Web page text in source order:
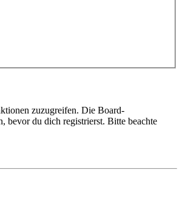
zuzugreifen. Die Board-
bevor du dich registrierst. Bitte beachte